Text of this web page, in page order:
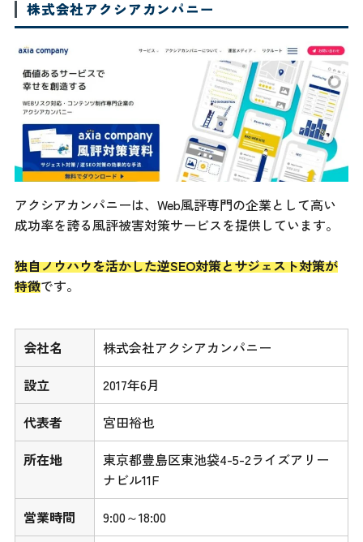
株式会社アクシアカンパニー
アクシアカンパニーは、Web風評専門の企業として高い
成功率を誇る風評被害対策サービスを提供しています。
独自ノウハウを活かした逆SEO対策とサジェスト対策が
特徴です。
会社名
株式会社アクシアカンパニー
設立
2017年6月
代表者
宮田裕也
所在地
東京都豊島区東池袋4-5-2ライズアリー
ナビル11F
営業時間
9:00～18:00